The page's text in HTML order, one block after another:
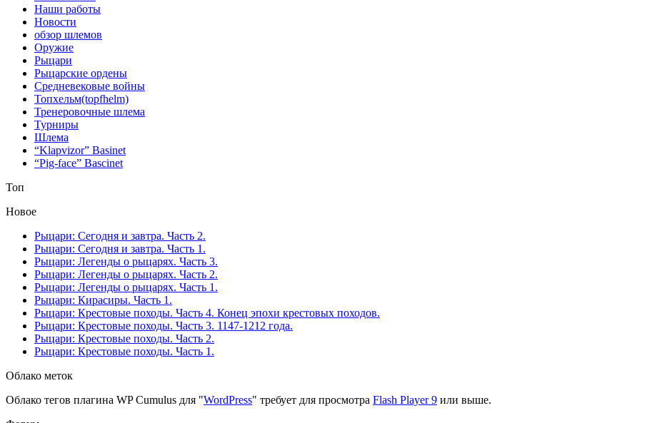
Наши работы
Новости
обзор шлемов
Оружие
Рыцари
Рыцарские ордены
Средневековые войны
Топхельм(topfhelm)
Тренеровочные шлема
Турниры
Шлема
“Klapvizor” Basinet
“Pig-face” Bascinet
Топ
Новое
Рыцари: Сегодня и завтра. Часть 2.
Рыцари: Сегодня и завтра. Часть 1.
Рыцари: Легенды о рыцарях. Часть 3.
Рыцари: Легенды о рыцарях. Часть 2.
Рыцари: Легенды о рыцарях. Часть 1.
Рыцари: Кирасиры. Часть 1.
Рыцари: Крестовые походы. Часть 4. Конец эпохи крестовых походов.
Рыцари: Крестовые походы. Часть 3. 1147-1212 года.
Рыцари: Крестовые походы. Часть 2.
Рыцари: Крестовые походы. Часть 1.
Облако меток
Облако тегов плагина WP Cumulus для "WordPress" требует для просмотра Flash Player 9 или выше.